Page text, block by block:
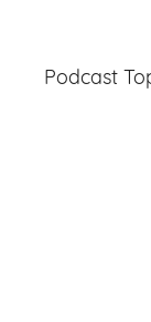
Podcast